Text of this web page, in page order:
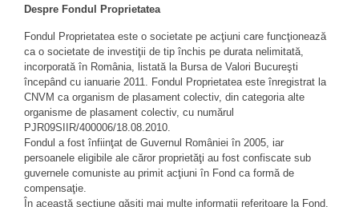
Despre Fondul Proprietatea
Fondul Proprietatea este o societate pe acţiuni care funcţionează
ca o societate de investiţii de tip închis pe durata nelimitată,
incorporată în România, listată la Bursa de Valori Bucureşti
începând cu ianuarie 2011. Fondul Proprietatea este înregistrat la
CNVM ca organism de plasament colectiv, din categoria alte
organisme de plasament colectiv, cu numărul
PJR09SIIR/400006/18.08.2010.
Fondul a fost înfiinţat de Guvernul României în 2005, iar
persoanele eligibile ale căror proprietăţi au fost confiscate sub
guvernele comuniste au primit acţiuni în Fond ca formă de
compensaţie.
În această secţiune găsiţi mai multe informaţii referitoare la Fond,